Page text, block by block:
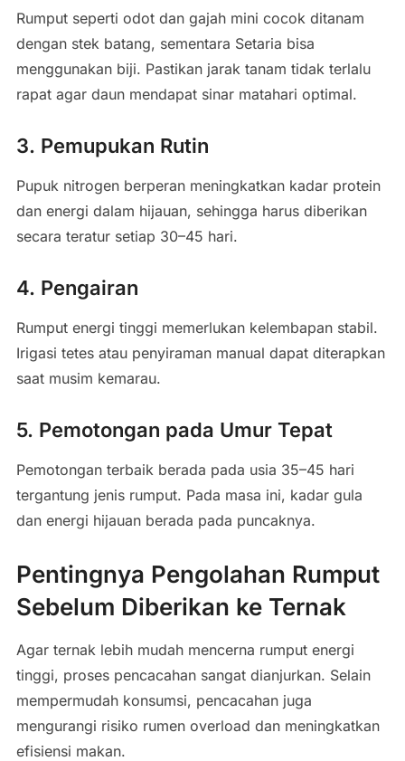
Rumput seperti odot dan gajah mini cocok ditanam
dengan stek batang, sementara Setaria bisa
menggunakan biji. Pastikan jarak tanam tidak terlalu
rapat agar daun mendapat sinar matahari optimal.
3. Pemupukan Rutin
Pupuk nitrogen berperan meningkatkan kadar protein
dan energi dalam hijauan, sehingga harus diberikan
secara teratur setiap 30–45 hari.
4. Pengairan
Rumput energi tinggi memerlukan kelembapan stabil.
Irigasi tetes atau penyiraman manual dapat diterapkan
saat musim kemarau.
5. Pemotongan pada Umur Tepat
Pemotongan terbaik berada pada usia 35–45 hari
tergantung jenis rumput. Pada masa ini, kadar gula
dan energi hijauan berada pada puncaknya.
Pentingnya Pengolahan Rumput
Sebelum Diberikan ke Ternak
Agar ternak lebih mudah mencerna rumput energi
tinggi, proses pencacahan sangat dianjurkan. Selain
mempermudah konsumsi, pencacahan juga
mengurangi risiko rumen overload dan meningkatkan
efisiensi makan.